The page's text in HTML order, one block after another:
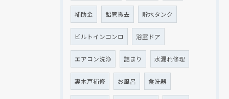
補助金 鉛管撤去 貯水タンク
ビルトインコンロ 浴室ドア
エアコン洗浄 詰まり 水漏れ修理
裏木戸補修 お風呂 食洗器